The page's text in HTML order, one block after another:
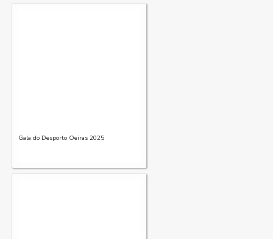
Gala do Desporto Oeiras 2025